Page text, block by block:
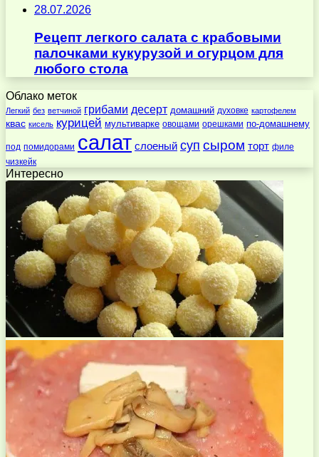
28.07.2026
Рецепт легкого салата с крабовыми
палочками кукурузой и огурцом для
любого стола
Облако меток
Легкий без ветчиной грибами десерт домашний духовке картофелем
квас кисель курицей мультиварке овощами орешками по-домашнему
под помидорами салат слоеный суп сыром торт филе
чизкейк
Интересно